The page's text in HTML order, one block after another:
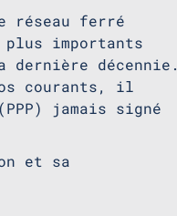
réseau ferré
importants
dernière décennie.
courants, il
jamais signé
et sa